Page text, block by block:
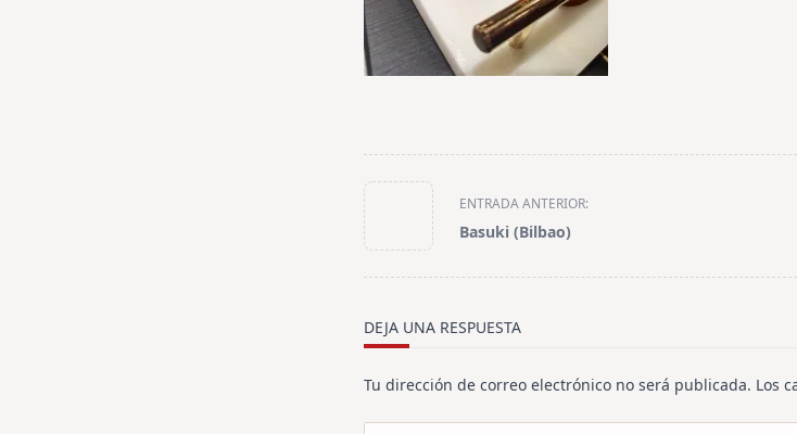
<span
class="nav-
subtitle
screen-
text">Página</span>
ENTRADA ANTERIOR:
Basuki (Bilbao)
DEJA UNA RESPUESTA
Tu dirección de correo electrónico no será publicada. Los